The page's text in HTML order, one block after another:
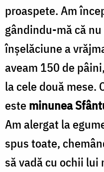
proaspete. Am
gândindu-mă că
înşelăciune a
aveam 150 de
la cele două mese.
esteminunea
Am alergat la
spus toate,
să vadă cu ochii lui